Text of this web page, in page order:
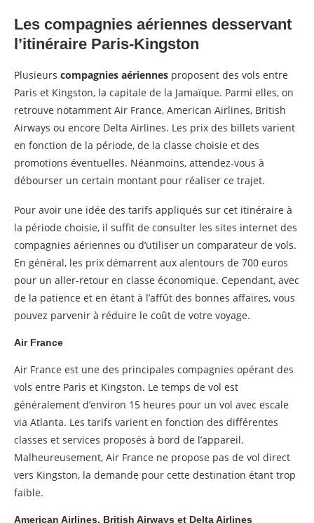
Les compagnies aériennes desservant
l’itinéraire Paris-Kingston
Plusieurs compagnies aériennes proposent des vols entre
Paris et Kingston, la capitale de la Jamaïque. Parmi elles, on
retrouve notamment Air France, American Airlines, British
Airways ou encore Delta Airlines. Les prix des billets varient
en fonction de la période, de la classe choisie et des
promotions éventuelles. Néanmoins, attendez-vous à
débourser un certain montant pour réaliser ce trajet.
Pour avoir une idée des tarifs appliqués sur cet itinéraire à
la période choisie, il suffit de consulter les sites internet des
compagnies aériennes ou d’utiliser un comparateur de vols.
En général, les prix démarrent aux alentours de 700 euros
pour un aller-retour en classe économique. Cependant, avec
de la patience et en étant à l’affût des bonnes affaires, vous
pouvez parvenir à réduire le coût de votre voyage.
Air France
Air France est une des principales compagnies opérant des
vols entre Paris et Kingston. Le temps de vol est
généralement d’environ 15 heures pour un vol avec escale
via Atlanta. Les tarifs varient en fonction des différentes
classes et services proposés à bord de l’appareil.
Malheureusement, Air France ne propose pas de vol direct
vers Kingston, la demande pour cette destination étant trop
faible.
American Airlines, British Airways et Delta Airlines